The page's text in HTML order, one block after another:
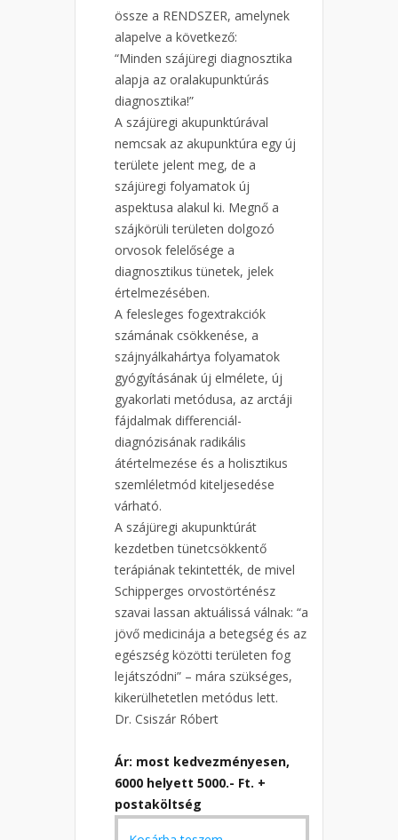
össze a RENDSZER, amelynek
alapelve a következő:
“Minden szájüregi diagnosztika
alapja az oralakupunktúrás
diagnosztika!”
A szájüregi akupunktúrával
nemcsak az akupunktúra egy új
területe jelent meg, de a
szájüregi folyamatok új
aspektusa alakul ki. Megnő a
szájkörüli területen dolgozó
orvosok felelősége a
diagnosztikus tünetek, jelek
értelmezésében.
A felesleges fogextrakciók
számának csökkenése, a
szájnyálkahártya folyamatok
gyógyításának új elmélete, új
gyakorlati metódusa, az arctáji
fájdalmak differenciál-
diagnózisának radikális
átértelmezése és a holisztikus
szemléletmód kiteljesedése
várható.
A szájüregi akupunktúrát
kezdetben tünetcsökkentő
terápiának tekintették, de mivel
Schipperges orvostörténész
szavai lassan aktuálissá válnak: “a
jövő medicinája a betegség és az
egészség közötti területen fog
lejátszódni” – mára szükséges,
kikerülhetetlen metódus lett.
Dr. Csiszár Róbert
Ár: most kedvezményesen,
6000 helyett 5000.- Ft. +
postaköltség